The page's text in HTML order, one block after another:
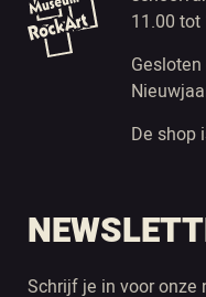
11.00 tot
De shop
Schrijf je in voor